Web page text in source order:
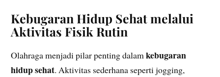
Kebugaran Hidup Sehat melalui
Aktivitas Fisik Rutin
Olahraga menjadi pilar penting dalamkebugaran
hidup sehat. Aktivitas sederhana seperti jogging,